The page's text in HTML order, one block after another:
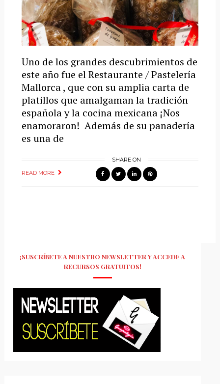
Uno de los grandes descubrimientos de
este año fue el Restaurante / Pastelería
Mallorca , que con su amplia carta de
platillos que amalgaman la tradición
española y la cocina mexicana ¡Nos
enamoraron! Además de su panadería
es una de
READ MORE
SHARE ON
¡SUSCRÍBETE A NUESTRO NEWSLETTER Y ACCEDE A
RECURSOS GRATUITOS!